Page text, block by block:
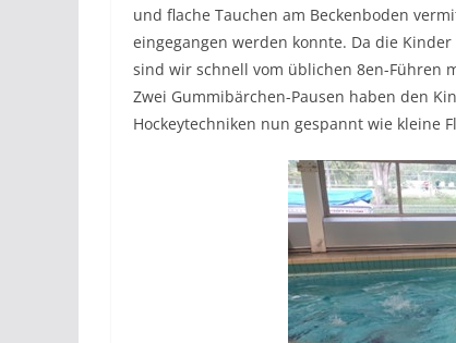
und flache Tauchen am Beckenboden
eingegangen werden konnte. Da die
sind wir schnell vom üblichen 8en-Führen
Zwei Gummibärchen-Pausen haben den
Hockeytechniken nun gespannt wie kleine